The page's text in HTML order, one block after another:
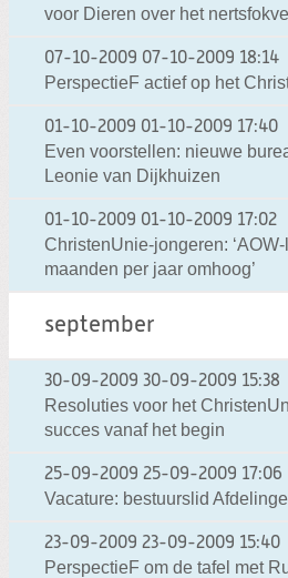
voor Dieren over het
07-10-2009 07-10-2009 18:14
PerspectieF actief op het
01-10-2009 01-10-2009 17:40
Even voorstellen: nieuwe
Leonie van Dijkhuizen
01-10-2009 01-10-2009 17:02
ChristenUnie-jongeren:
maanden per jaar omhoog’
september
30-09-2009 30-09-2009 15:38
Resoluties voor het
succes vanaf het begin
25-09-2009 25-09-2009 17:06
Vacature: bestuurslid
23-09-2009 23-09-2009 15:40
PerspectieF om de tafel met